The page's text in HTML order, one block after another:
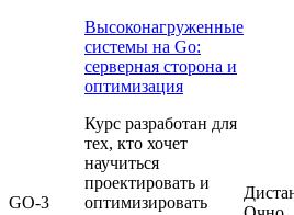
GO-3
Высоконагруженные
системы на Go:
серверная сторона и
оптимизация
Курс разработан для
тех, кто хочет
научиться
проектировать и
оптимизировать